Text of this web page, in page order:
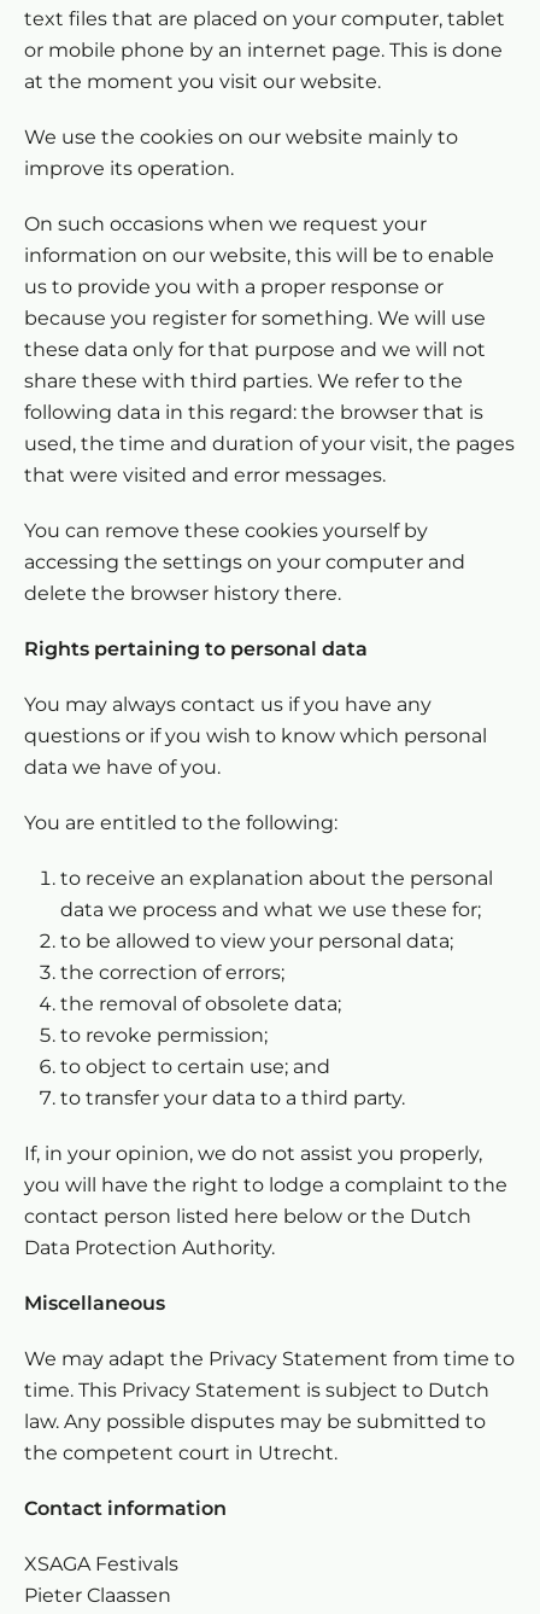
text files that are placed on your computer, tablet
or mobile phone by an internet page. This is done
at the moment you visit our website.
We use the cookies on our website mainly to
improve its operation.
On such occasions when we request your
information on our website, this will be to enable
us to provide you with a proper response or
because you register for something. We will use
these data only for that purpose and we will not
share these with third parties. We refer to the
following data in this regard: the browser that is
used, the time and duration of your visit, the pages
that were visited and error messages.
You can remove these cookies yourself by
accessing the settings on your computer and
delete the browser history there.
Rights pertaining to personal data
You may always contact us if you have any
questions or if you wish to know which personal
data we have of you.
You are entitled to the following:
to receive an explanation about the personal
data we process and what we use these for;
to be allowed to view your personal data;
the correction of errors;
the removal of obsolete data;
to revoke permission;
to object to certain use; and
to transfer your data to a third party.
If, in your opinion, we do not assist you properly,
you will have the right to lodge a complaint to the
contact person listed here below or the Dutch
Data Protection Authority.
Miscellaneous
We may adapt the Privacy Statement from time to
time. This Privacy Statement is subject to Dutch
law. Any possible disputes may be submitted to
the competent court in Utrecht.
Contact information
XSAGA Festivals
Pieter Claassen